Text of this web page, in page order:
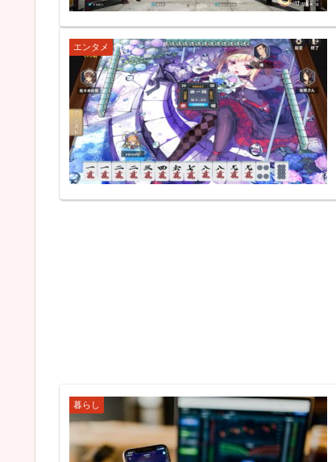
エンタメ
暮らし